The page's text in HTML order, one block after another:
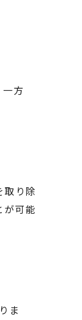
方
取り除
が可能
ま